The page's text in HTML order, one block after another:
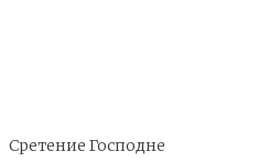
Сретение Господне